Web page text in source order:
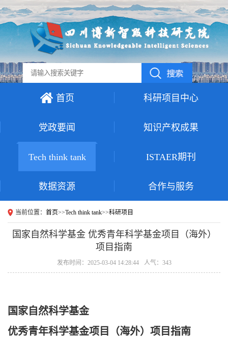
首页 科研项目中心
党政要闻 知识产权成果
Tech think tank ISTAER期刊
数据资源 合作与服务
当前位置： 首页>>Tech think tank>>科研项目
国家自然科学基金 优秀青年科学基金项目（海外）
项目指南
发布时间：2025-03-04 14:28:44 人气：343
国家自然科学基金
优秀青年科学基金项目（海外）项目指南